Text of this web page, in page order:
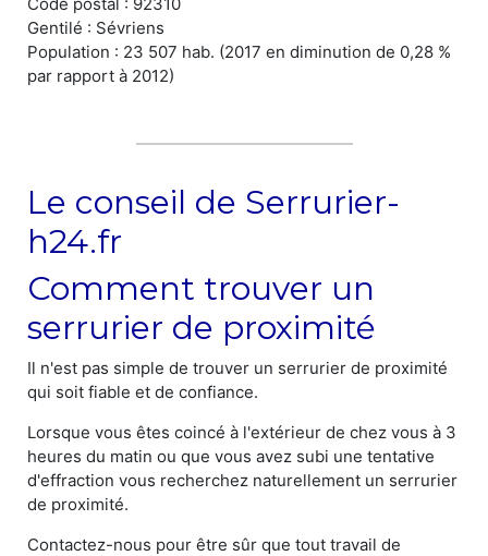
Gentilé : Sévriens
Population : 23 507 hab. (2017 en diminution de 0,28 %
par rapport à 2012)
Le conseil de Serrurier-
h24.fr
Comment trouver un
serrurier de proximité
Il n'est pas simple de trouver un serrurier de proximité
qui soit fiable et de confiance.
Lorsque vous êtes coincé à l'extérieur de chez vous à 3
heures du matin ou que vous avez subi une tentative
d'effraction vous recherchez naturellement un serrurier
de proximité.
Contactez-nous pour être sûr que tout travail de